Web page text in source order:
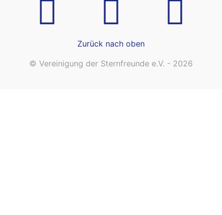
Zurück nach oben
© Vereinigung der Sternfreunde e.V. - 2026